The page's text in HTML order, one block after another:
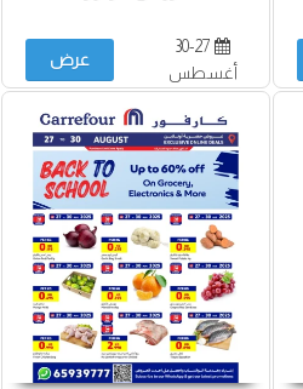
30-27
أغسطس
عرض